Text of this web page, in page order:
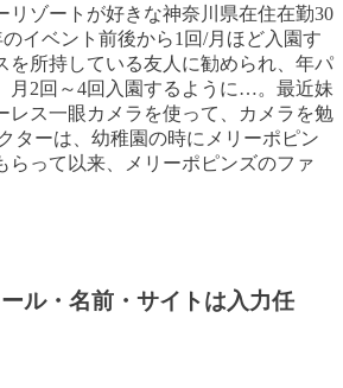
リゾートが好きな神奈川県在住在勤30
イベント前後から1回/月ほど入園す
を所持している友人に勧められ、年パ
月2回～4回入園するように…。最近妹
レス一眼カメラを使って、カメラを勉
ターは、幼稚園の時にメリーポピン
らって以来、メリーポピンズのファ
ル・名前・サイトは入力任